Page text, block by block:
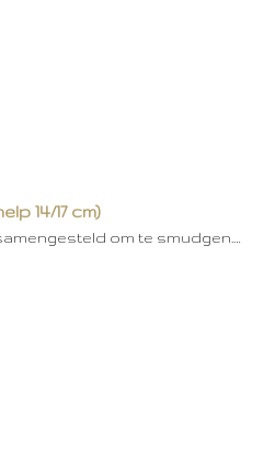
14/17 cm)
om te smudgen.…